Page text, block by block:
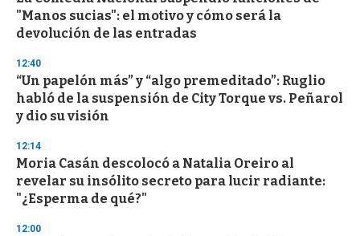
c
o
n
"Manos sucias": el motivo y cómo será la
devolución de las entradas
12:40
“Un papelón más” y “algo premeditado”: Ruglio
habló de la suspensión de City Torque vs. Peñarol
y dio su visión
12:14
Moria Casán descolocó a Natalia Oreiro al
revelar su insólito secreto para lucir radiante:
"¿Esperma de qué?"
12:00